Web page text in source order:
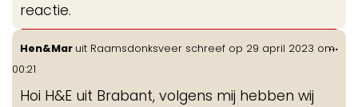
reactie.
Hen&Mar uit Raamsdonksveer schreef op 29 april 2023 om
00:21
Hoi H&E uit Brabant, volgens mij hebben wij
...